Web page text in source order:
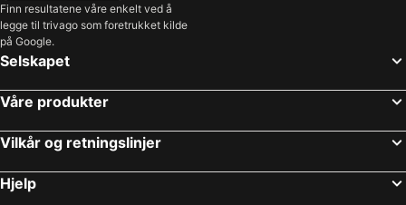
Bjørvika Apartments - Sirkus Renaa
Clarion Hotel Air
Quality Hotel Pond
Eilert Smith Hotel
Central Guest House
Stey Stavanger
Moxy Stavanger
Staysville - Kong Carls Gate
Myhregaarden
Finn resultatene våre enkelt ved å
legge til trivago som foretrukket kilde
på Google.
Selskapet
Våre produkter
Vilkår og retningslinjer
Hjelp